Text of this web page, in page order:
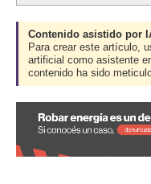
Contenido asistido por
Para crear este artículo,
artificial como asistente
contenido ha sido